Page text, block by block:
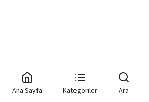
Ana Sayfa Kategoriler Ara